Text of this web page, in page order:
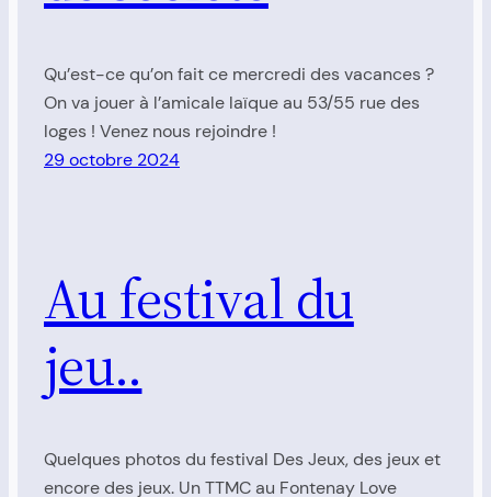
Qu’est-ce qu’on fait ce mercredi des vacances ?
On va jouer à l’amicale laïque au 53/55 rue des
loges ! Venez nous rejoindre !
29 octobre 2024
Au festival du
jeu..
Quelques photos du festival Des Jeux, des jeux et
encore des jeux. Un TTMC au Fontenay Love